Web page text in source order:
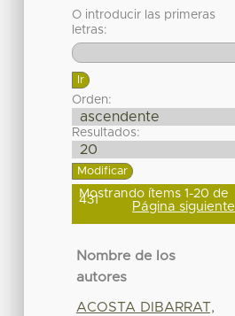
O introducir las primeras
letras:
Orden:
Resultados:
Mostrando ítems 1-20 de
431 Página siguiente
Nombre de los
autores
ACOSTA DIBARRAT,